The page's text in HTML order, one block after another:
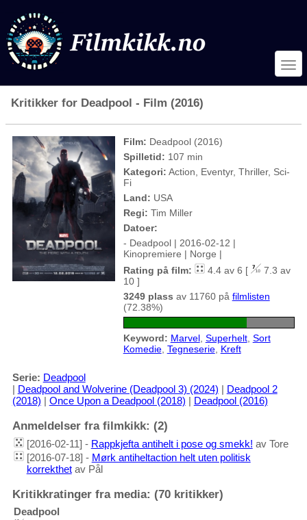
Kritikker for Deadpool - Film (2016)
Film: Deadpool (2016)
Spilletid: 107 min
Kategori: Action, Eventyr, Thriller, Sci-
Fi
Land: USA
Regi: Tim Miller
Datoer:
- Deadpool | 2016-02-12 |
Kinopremiere | Norge |
Rating på film:
4.4 av 6 [
7.3 av
10 ]
3249 plass av 11760 på filmlisten
(72.38%)
Keyword: Marvel, Superhelt, Sort
Komedie, Tegneserie, Kreft
Serie: Deadpool
| Deadpool and Wolverine (Deadpool 3) (2024) | Deadpool 2
(2018) | Once Upon a Deadpool (2018) | Deadpool (2016)
Anmeldelser fra filmkikk: (2)
[2016-02-11] - Rappkjefta antihelt i pose og smekk! av Tore
[2016-07-18] - Mørk antiheltaction helt uten politisk
korrekthetav Pål
Kritikkratinger fra media: (70 kritikker)
Deadpool